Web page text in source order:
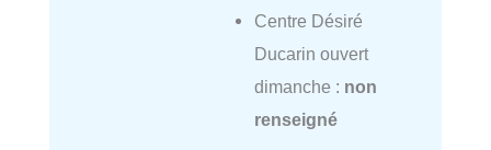
Centre Désiré
Ducarin ouvert
dimanche : non
renseigné